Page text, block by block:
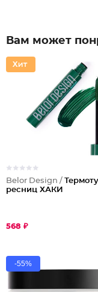
Вам может
Belor Design /
ресниц ХАКИ
568 ₽
-55%